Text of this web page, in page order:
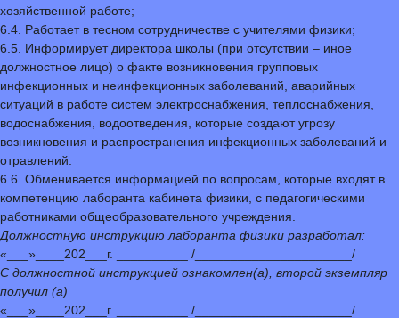
хозяйственной работе;
6.4. Работает в тесном сотрудничестве с учителями физики;
6.5. Информирует директора школы (при отсутствии – иное
должностное лицо) о факте возникновения групповых
инфекционных и неинфекционных заболеваний, аварийных
ситуаций в работе систем электроснабжения, теплоснабжения,
водоснабжения, водоотведения, которые создают угрозу
возникновения и распространения инфекционных заболеваний и
отравлений.
6.6. Обменивается информацией по вопросам, которые входят в
компетенцию лаборанта кабинета физики, с педагогическими
работниками общеобразовательного учреждения.
Должностную инструкцию лаборанта физики разработал:
«___»____202___г. __________ /______________________/
С должностной инструкцией ознакомлен(а), второй экземпляр
получил (а)
«___»____202___г. __________ /______________________/